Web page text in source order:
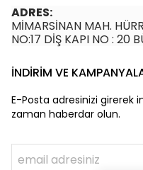
ADRES:
MİMARSİNAN MAH.
NO:17 DİŞ KAPI NO : 20
İNDİRİM VE
E-Posta adresinizi girerek
zaman haberdar olun.